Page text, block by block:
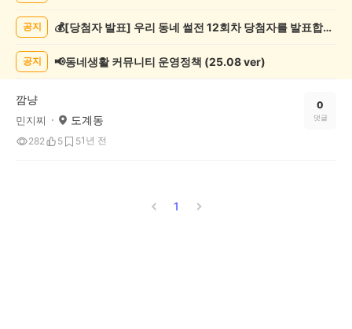
목
공지 💰[당첨자 발표] 우리 동네 썰전 12회차 당첨자를 발표합니다!
공지 📢동네생활 커뮤니티 운영정책 (25.08 ver)
깜냥
민지찌 도계동
282 5 51년 전
0
댓글
1